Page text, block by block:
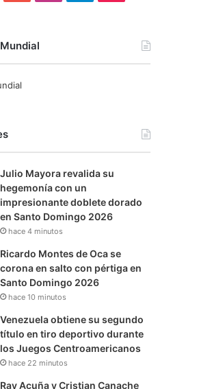
u
e
r
a
m
a
m
Julio Mayora revalida su
hegemonía con un
impresionante doblete dorado
en Santo Domingo 2026
hace 4 minutos
Ricardo Montes de Oca se
corona en salto con pértiga en
Santo Domingo 2026
hace 10 minutos
Venezuela obtiene su segundo
título en tiro deportivo durante
los Juegos Centroamericanos
hace 22 minutos
Ray Acuña y Cristian Canache